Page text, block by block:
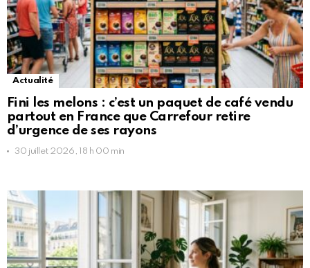
Actualité
Fini les melons : c’est un paquet de café vendu
partout en France que Carrefour retire
d’urgence de ses rayons
30 juillet 2026, 18 h 00 min